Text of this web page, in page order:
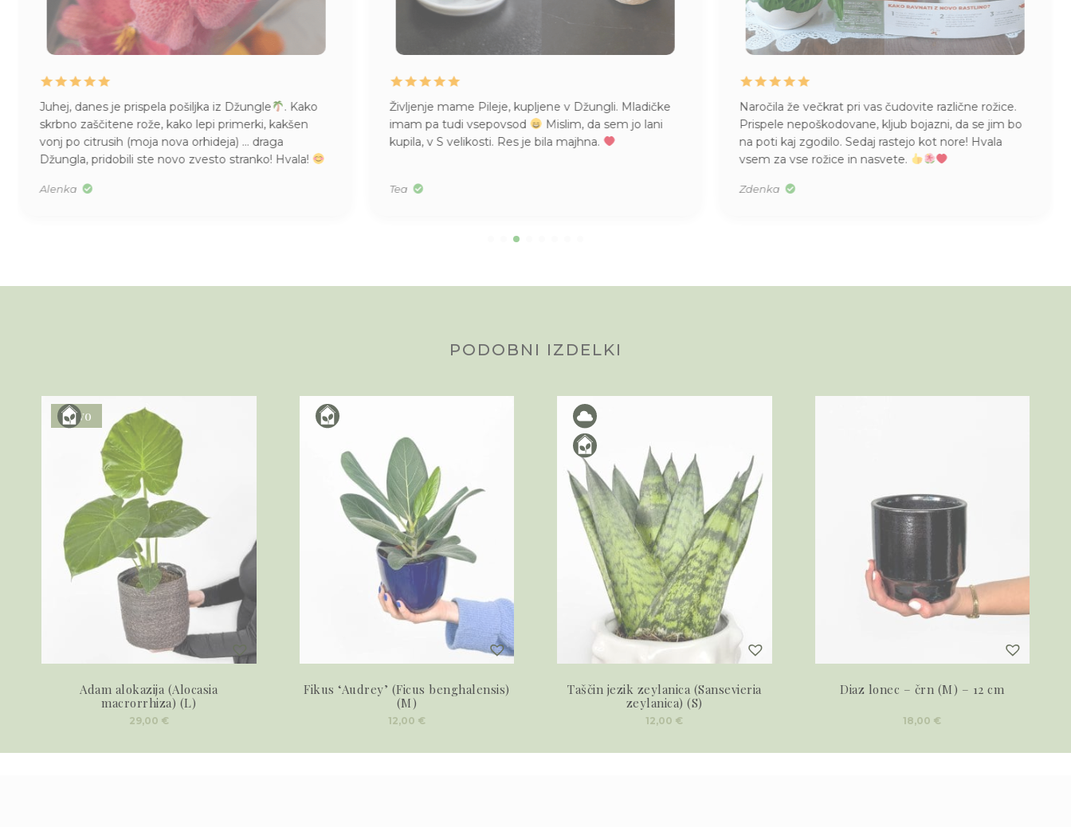
Juhej, danes je prispela pošiljka iz Džungle
. Kako
skrbno zaščitene rože, kako lepi primerki, kakšen
vonj po citrusih (moja nova orhideja) … draga
Džungla, pridobili ste novo zvesto stranko! Hvala!
Alenka
Življenje mame Pileje, kupljene v Džungli. Mladičke
imam pa tudi vsepovsod
Mislim, da sem jo lani
kupila, v S velikosti. Res je bila majhna.
Tea
Naročila že večkrat pri vas čudovite različne rožice.
Prispele nepoškodovane, kljub bojazni, da se jim bo
na poti kaj zgodilo. Sedaj rastejo kot nore! Hvala
vsem za vse rožice in nasvete.
Zdenka
PODOBNI IZDELKI
Novo
Adam alokazija (Alocasia
macrorrhiza) (L)
29,00 €
Fikus ‘Audrey’ (Ficus benghalensis)
(M)
12,00 €
Taščin jezik zeylanica (Sansevieria
zeylanica) (S)
12,00 €
Diaz lonec – črn (M) – 12 cm
18,00 €